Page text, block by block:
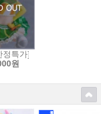
렌트[4545784069653]
- 시라카미 후부키
정특가]figFIX 피그픽스
원